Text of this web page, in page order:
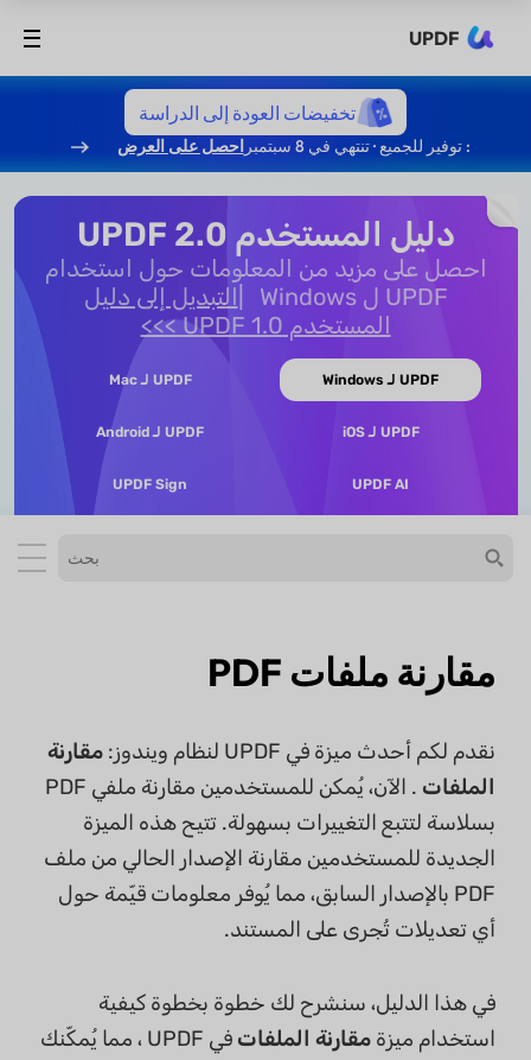
UPDF
تخفيضات العودة إلى الدراسة
: توفير للجميع · تنتهي في 8 سبتمبر احصل على العرض
دليل المستخدم UPDF 2.0
احصل على مزيد من المعلومات حول استخدام
UPDF ل Windows
التبديل إلى دليل
المستخدم UPDF 1.0 >>>
UPDF لـ Windows UPDF لـ Mac
UPDF لـ iOS UPDF لـ Android
UPDF AI
UPDF Sign
مقارنة ملفات PDF
نقدم لكم أحدث ميزة في UPDF لنظام ويندوز:
مقارنة
الملفات
. الآن، يُمكن للمستخدمين مقارنة ملفي PDF
بسلاسة لتتبع التغييرات بسهولة. تتيح هذه الميزة
الجديدة للمستخدمين مقارنة الإصدار الحالي من ملف
PDF بالإصدار السابق، مما يُوفر معلومات قيّمة حول
أي تعديلات تُجرى على المستند.
في هذا الدليل، سنشرح لك خطوة بخطوة كيفية
استخدام ميزة مقارنة الملفات
في UPDF ، مما يُمكّنك